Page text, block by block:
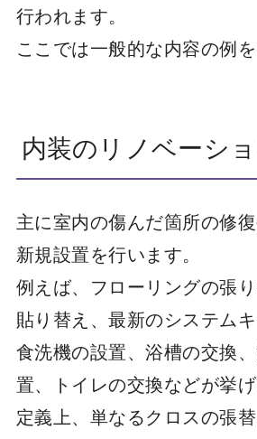
行われます。
ここでは一般的な内容の例を
内装のリノベーシ
主に室内の傷んだ箇所の修復
新規設置を行います。
例えば、フローリングの張
貼り替え、最新のシステムキ
食洗機の設置、浴槽の交換
置、トイレの交換などが挙げ
定義上、単なるクロスの張